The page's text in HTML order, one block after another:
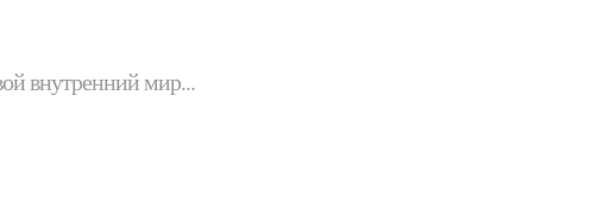
внутренний мир...